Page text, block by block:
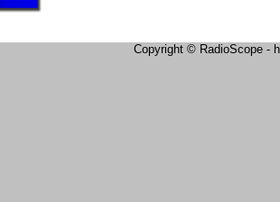
Copyright © RadioScope -